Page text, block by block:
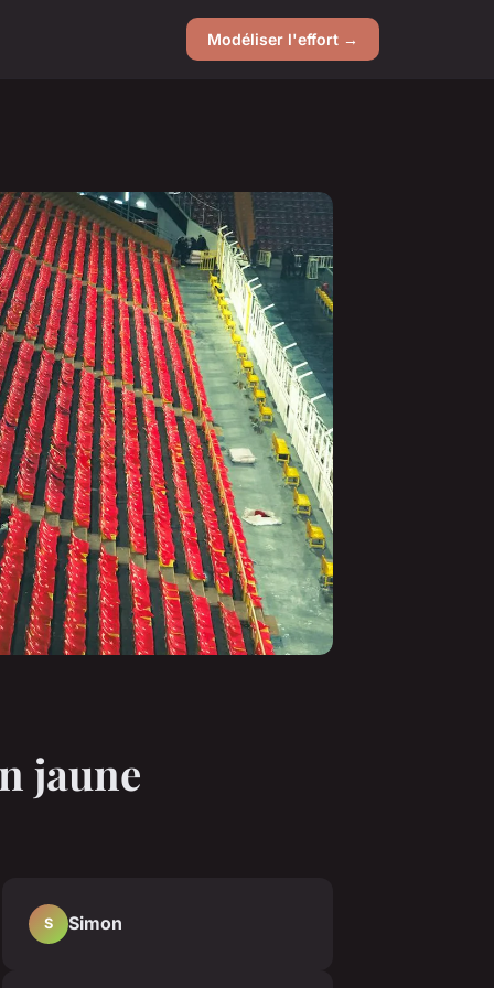
Modéliser l'effort →
jaune
S Simon